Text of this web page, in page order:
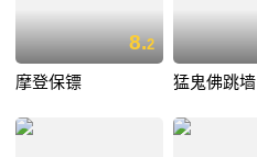
8.2
摩登保镖 猛鬼佛跳墙